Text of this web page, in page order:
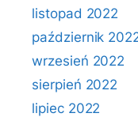
listopad 2022
październik
wrzesień 2022
sierpień 2022
lipiec 2022